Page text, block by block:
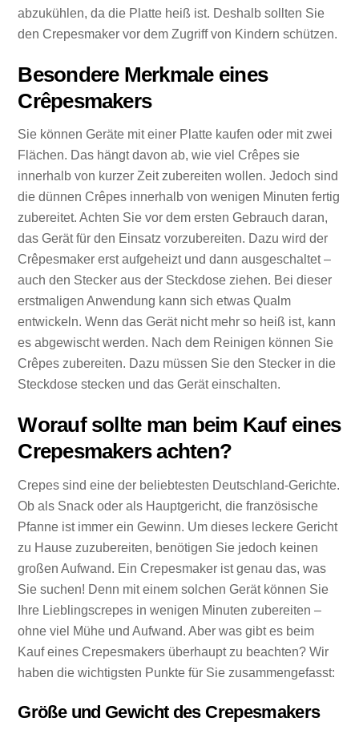
abzukühlen, da die Platte heiß ist. Deshalb sollten Sie
den Crepesmaker vor dem Zugriff von Kindern schützen.
Besondere Merkmale eines
Crêpesmakers
Sie können Geräte mit einer Platte kaufen oder mit zwei
Flächen. Das hängt davon ab, wie viel Crêpes sie
innerhalb von kurzer Zeit zubereiten wollen. Jedoch sind
die dünnen Crêpes innerhalb von wenigen Minuten fertig
zubereitet. Achten Sie vor dem ersten Gebrauch daran,
das Gerät für den Einsatz vorzubereiten. Dazu wird der
Crêpesmaker erst aufgeheizt und dann ausgeschaltet –
auch den Stecker aus der Steckdose ziehen. Bei dieser
erstmaligen Anwendung kann sich etwas Qualm
entwickeln. Wenn das Gerät nicht mehr so heiß ist, kann
es abgewischt werden. Nach dem Reinigen können Sie
Crêpes zubereiten. Dazu müssen Sie den Stecker in die
Steckdose stecken und das Gerät einschalten.
Worauf sollte man beim Kauf eines
Crepesmakers achten?
Crepes sind eine der beliebtesten Deutschland-Gerichte.
Ob als Snack oder als Hauptgericht, die französische
Pfanne ist immer ein Gewinn. Um dieses leckere Gericht
zu Hause zuzubereiten, benötigen Sie jedoch keinen
großen Aufwand. Ein Crepesmaker ist genau das, was
Sie suchen! Denn mit einem solchen Gerät können Sie
Ihre Lieblingscrepes in wenigen Minuten zubereiten –
ohne viel Mühe und Aufwand. Aber was gibt es beim
Kauf eines Crepesmakers überhaupt zu beachten? Wir
haben die wichtigsten Punkte für Sie zusammengefasst:
Größe und Gewicht des Crepesmakers